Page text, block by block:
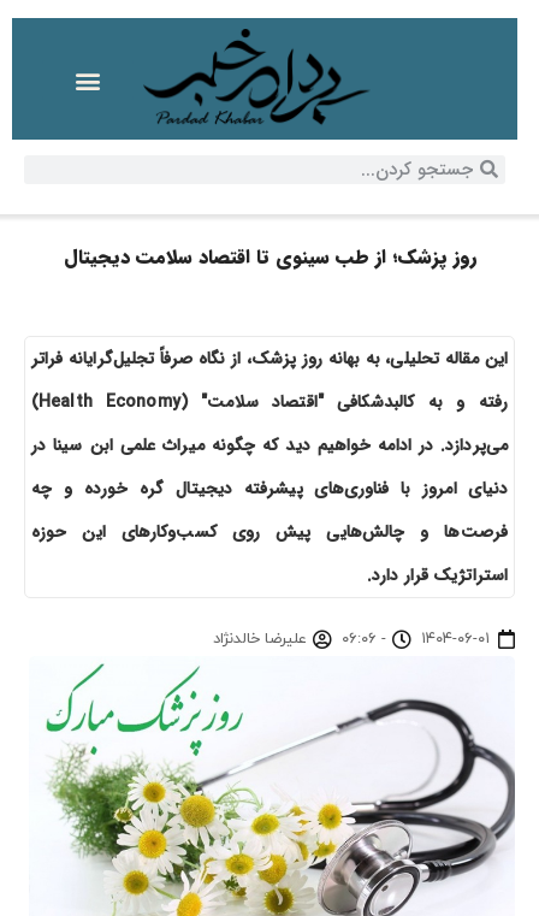
روز پزشک؛ از طب سینوی تا اقتصاد سلامت دیجیتال
این مقاله تحلیلی، به بهانه روز پزشک، از نگاه صرفاً تجلیل‌گرایانه فراتر
رفته و به کالبدشکافی "اقتصاد سلامت" (Health Economy)
می‌پردازد. در ادامه خواهیم دید که چگونه میراث علمی ابن سینا در
دنیای امروز با فناوری‌های پیشرفته دیجیتال گره خورده و چه
فرصت‌ها و چالش‌هایی پیش روی کسب‌وکارهای این حوزه
استراتژیک قرار دارد.
۱۴۰۴-۰۶-۰۱ - ۰۶:۰۶ علیرضا خالدنژاد